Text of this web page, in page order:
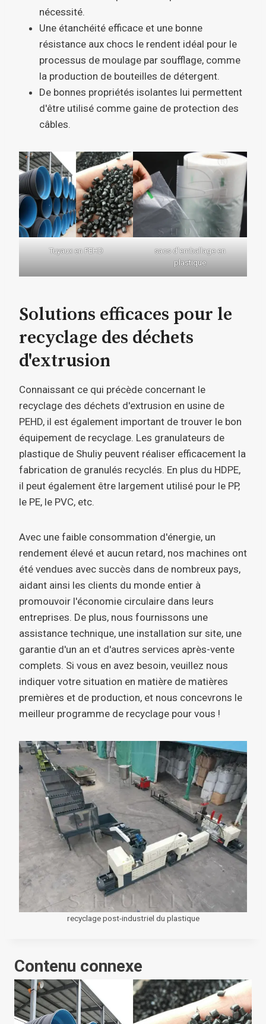
nécessité.
Une étanchéité efficace et une bonne
résistance aux chocs le rendent idéal pour le
processus de moulage par soufflage, comme
la production de bouteilles de détergent.
De bonnes propriétés isolantes lui permettent
d'être utilisé comme gaine de protection des
câbles.
Tuyaux en PEHD
sacs d'emballage en
plastique
Solutions efficaces pour le
recyclage des déchets
d'extrusion
Connaissant ce qui précède concernant le
recyclage des déchets d'extrusion en usine de
PEHD, il est également important de trouver le bon
équipement de recyclage. Les granulateurs de
plastique de Shuliy peuvent réaliser efficacement la
fabrication de granulés recyclés. En plus du HDPE,
il peut également être largement utilisé pour le PP,
le PE, le PVC, etc.
Avec une faible consommation d'énergie, un
rendement élevé et aucun retard, nos machines ont
été vendues avec succès dans de nombreux pays,
aidant ainsi les clients du monde entier à
promouvoir l'économie circulaire dans leurs
entreprises. De plus, nous fournissons une
assistance technique, une installation sur site, une
garantie d'un an et d'autres services après-vente
complets. Si vous en avez besoin, veuillez nous
indiquer votre situation en matière de matières
premières et de production, et nous concevrons le
meilleur programme de recyclage pour vous !
recyclage post-industriel du plastique
Contenu connexe